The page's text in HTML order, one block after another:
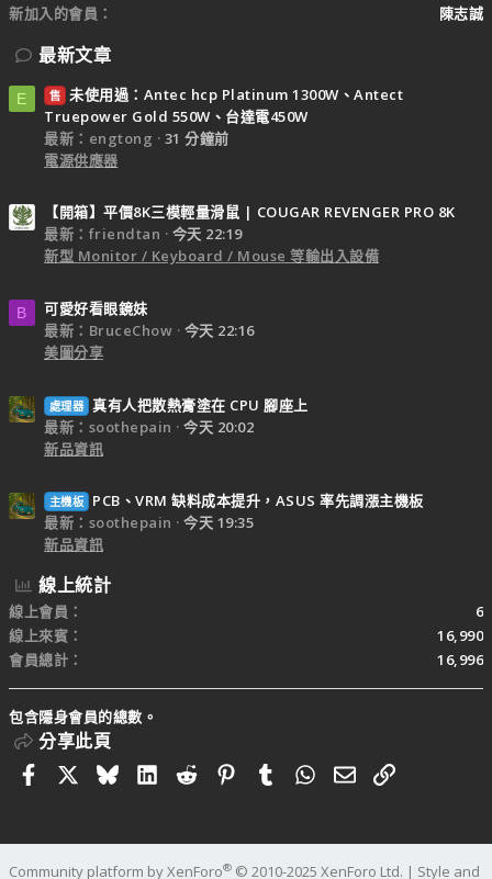
新加入的會員
陳志誠
最新文章
E 售 未使用過：Antec hcp Platinum 1300W、Antect
Truepower Gold 550W、台達電450W
最新：engtong
31 分鐘前
電源供應器
【開箱】平價8K三模輕量滑鼠 | COUGAR REVENGER PRO 8K
最新：friendtan
今天 22:19
新型 Monitor / Keyboard / Mouse 等輸出入設備
B
可愛好看眼鏡妹
最新：BruceChow
今天 22:16
美圖分享
處理器 真有人把散熱膏塗在 CPU 腳座上
最新：soothepain
今天 20:02
新品資訊
主機板
PCB、VRM 缺料成本提升，ASUS 率先調漲主機板
最新：soothepain
今天 19:35
新品資訊
線上統計
線上會員
6
線上來賓
16,990
會員總計
16,996
包含隱身會員的總數。
分享此頁
FacebookBlueskyLinkedIn
RedditPinterestTumblrWhatsApp
電子郵件
連結
Community platform by XenForo® © 2010-2025 XenForo Ltd. | Style and